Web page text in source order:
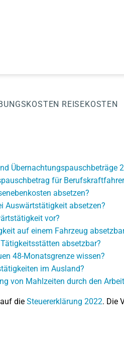
REISEKOSTEN
Übernachtungspauschbeträge
für Berufskraftfahrer
absetzen?
Auswärtstätigkeit absetzen?
vor?
auf einem Fahrzeug
absetzbar?
48-Monatsgrenze wissen?
im Ausland?
von Mahlzeiten durch den
die Steuererklärung 2022. Die